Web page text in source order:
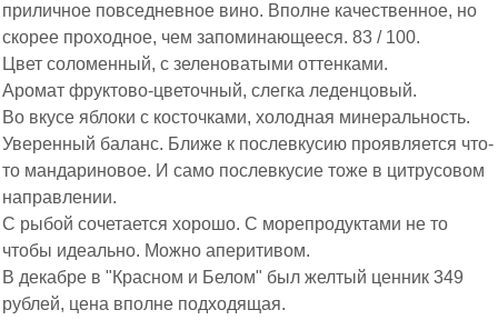
приличное повседневное вино. Вполне качественное, но
скорее проходное, чем запоминающееся. 83 / 100.
Цвет соломенный, с зеленоватыми оттенками.
Аромат фруктово-цветочный, слегка леденцовый.
Во вкусе яблоки с косточками, холодная минеральность.
Уверенный баланс. Ближе к послевкусию проявляется что-
то мандариновое. И само послевкусие тоже в цитрусовом
направлении.
С рыбой сочетается хорошо. С морепродуктами не то
чтобы идеально. Можно аперитивом.
В декабре в "Красном и Белом" был желтый ценник 349
рублей, цена вполне подходящая.